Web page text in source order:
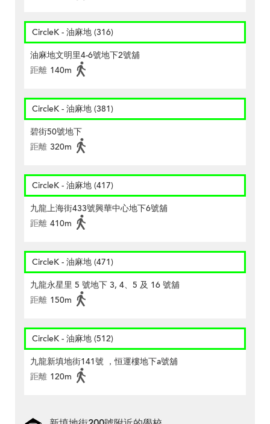
CircleK - 油麻地 (316)
油麻地文明里4-6號地下2號舖
距離 140m
CircleK - 油麻地 (381)
碧街50號地下
距離 320m
CircleK - 油麻地 (417)
九龍上海街433號興華中心地下6號舖
距離 410m
CircleK - 油麻地 (471)
九龍永星里 5 號地下 3, 4、5 及 16 號舖
距離 150m
CircleK - 油麻地 (512)
九龍新填地街141號 ，恒運樓地下a號舖
距離 120m